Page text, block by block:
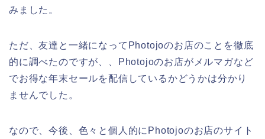
みました。
ただ、友達と一緒になってPhotojoのお店のことを徹底
的に調べたのですが、、Photojoのお店がメルマガなど
でお得な年末セールを配信しているかどうかは分かり
ませんでした。
なので、今後、色々と個人的にPhotojoのお店のサイト